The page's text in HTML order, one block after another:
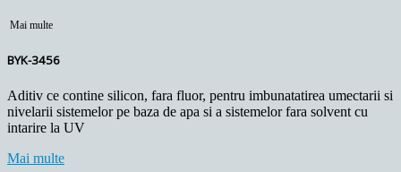
Mai multe
BYK-3456
Aditiv ce contine silicon, fara fluor, pentru imbunatatirea umectarii si
nivelarii sistemelor pe baza de apa si a sistemelor fara solvent cu
intarire la UV
Mai multe